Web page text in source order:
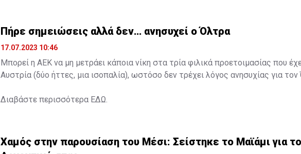
Πήρε σημειώσεις αλλά δεν… ανησυχεί ο Όλτρα
17.07.2023 10:46
Μπορεί η ΑΕΚ να μη μετράει κάποια νίκη στα τρία φιλικά προετοιμασίας που
Αυστρία (δύο ήττες, μια ισοπαλία), ωστόσο δεν τρέχει λόγος ανησυχίας για τον
Διαβάστε περισσότερα ΕΔΩ
Χαμός στην παρουσίαση του Μέσι: Σείστηκε το Μαϊάμι για